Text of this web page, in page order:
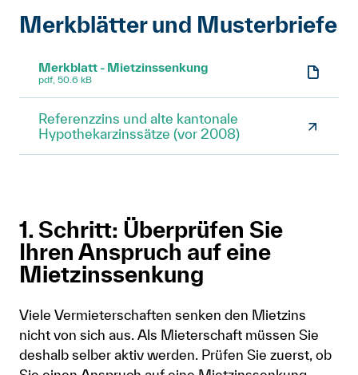
Merkblätter und Musterbriefe
Merkblatt - Mietzinssenkung
pdf, 50.6 kB
Referenzzins und alte kantonale
Hypothekarzinssätze (vor 2008)
1. Schritt: Überprüfen Sie
Ihren Anspruch auf eine
Mietzinssenkung
Viele Vermieterschaften senken den Mietzins
nicht von sich aus. Als Mieterschaft müssen Sie
deshalb selber aktiv werden. Prüfen Sie zuerst, ob